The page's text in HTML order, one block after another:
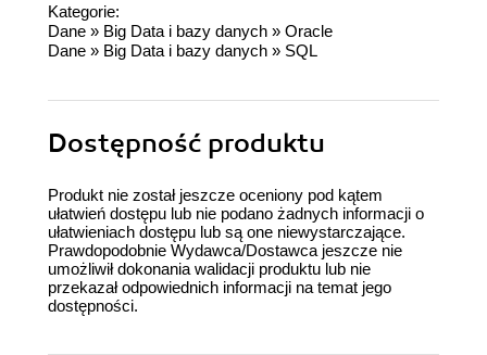
Kategorie:
Dane » Big Data i bazy danych » Oracle
Dane » Big Data i bazy danych » SQL
Dostępność produktu
Produkt nie został jeszcze oceniony pod kątem
ułatwień dostępu lub nie podano żadnych informacji o
ułatwieniach dostępu lub są one niewystarczające.
Prawdopodobnie Wydawca/Dostawca jeszcze nie
umożliwił dokonania walidacji produktu lub nie
przekazał odpowiednich informacji na temat jego
dostępności.